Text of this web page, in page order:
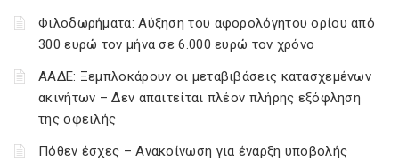
Φιλοδωρήματα: Αύξηση του αφορολόγητου ορίου από
300 ευρώ τον μήνα σε 6.000 ευρώ τον χρόνο
ΑΑΔΕ: Ξεμπλοκάρουν οι μεταβιβάσεις κατασχεμένων
ακινήτων – Δεν απαιτείται πλέον πλήρης εξόφληση
της οφειλής
Πόθεν έσχες – Ανακοίνωση για έναρξη υποβολής